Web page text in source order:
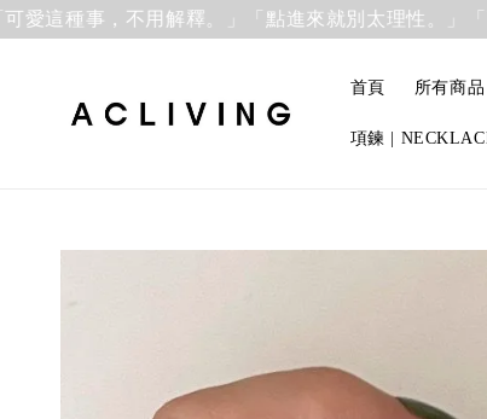
種事，不用解釋。」「點進來就別太理性。」「可
首頁 所有商品
項鍊 |